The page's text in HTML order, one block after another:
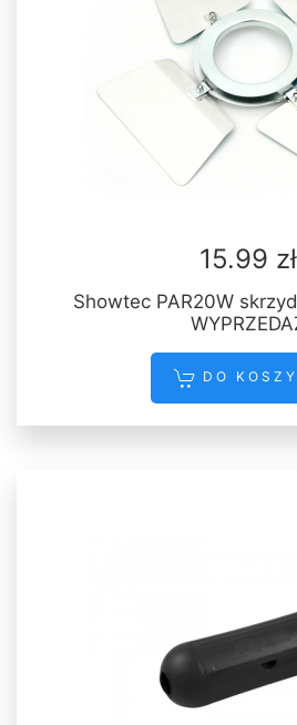
15.99 zł
Showtec PAR20W
DO